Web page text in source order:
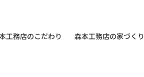
工務店のこだわり 森本工務店の家づくり